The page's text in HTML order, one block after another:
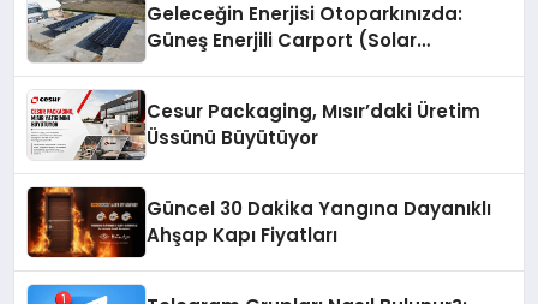
Geleceğin Enerjisi Otoparkınızda:
Güneş Enerjili Carport (Solar
Cesur Packaging, Mısır’daki Üretim
Üssünü Büyütüyor
Güncel 30 Dakika Yangına Dayanıklı
Ahşap Kapı Fiyatları